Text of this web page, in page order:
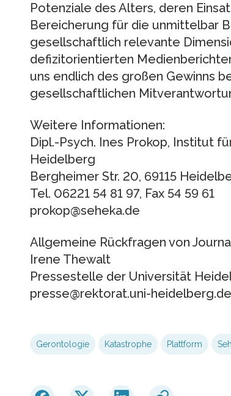
Potenziale des Alters, deren
Bereicherung für die unmittelbar
gesellschaftlich relevante
defizitorientierten
uns endlich des großen Gewinns
gesellschaftlichen
Weitere Informationen:
Dipl.-Psych. Ines Prokop, Institut
Heidelberg
Bergheimer Str. 20, 69115
Tel. 06221 54 81 97, Fax 54 59 61
prokop@seheka.de
Allgemeine Rückfragen von
Irene Thewalt
Pressestelle der Universität
presse@rektorat.uni-heidelberg.de
Gerontologie Katastrophe Plattform